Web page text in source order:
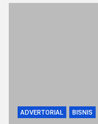
ADVERTORIAL BISNIS